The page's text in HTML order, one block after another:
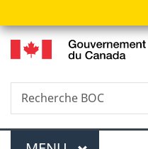
Recherche
Recherche
BOC